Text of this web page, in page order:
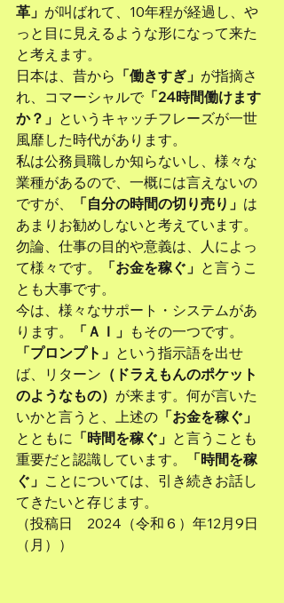
革」 が叫ばれて、10年程が経過し、や
っと目に見えるような形になって来た
と考えます。
日本は、昔から 「働きすぎ」 が指摘さ
れ、コマーシャルで「24時間働けます
か？」 というキャッチフレーズが一世
風靡した時代があります。
私は公務員職しか知らないし、様々な
業種があるので、一概には言えないの
ですが、
「自分の時間の切り売り」 は
あまりお勧めしないと考えています。
勿論、仕事の目的や意義は、人によっ
て様々です。
「お金を稼ぐ」 と言うこ
とも大事です。
今は、様々なサポート・システムがあ
ります。
「ＡＩ」 もその一つです。
「プロンプト」 という指示語を出せ
ば、リターン （ドラえもんのポケット
のようなもの） が来ます。何が言いた
いかと言うと、上述の 「お金を稼ぐ」
とともに 「時間を稼ぐ」 と言うことも
重要だと認識しています。
「時間を稼
ぐ」 ことについては、引き続きお話し
てきたいと存じます。
（投稿日　2024（令和６）年12月9日
（月））